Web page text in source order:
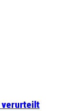
verurteilt